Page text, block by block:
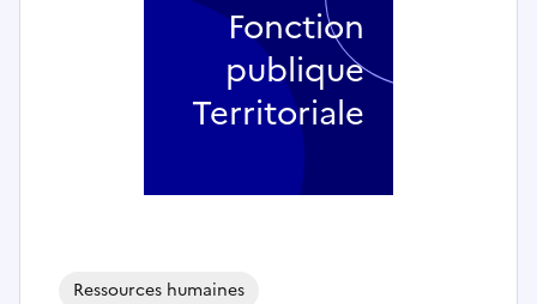
Ressources humaines
Fonction
publique
Territoriale